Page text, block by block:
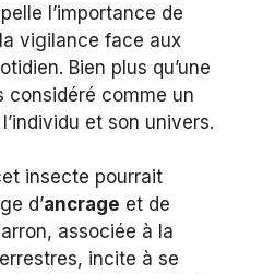
l’importance de
vigilance face aux
Bien plus qu’une
considéré comme un
et son univers.
insecte pourrait
d’ancrage et de
associée à la
incite à se